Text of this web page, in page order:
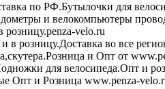
по РФ.Бутылочки для
и велокомпьютеры
velo.ru
в розницу.Доставка во все
и Опт от
для велосипеда.Опт и
Опт и Розница www.penza-